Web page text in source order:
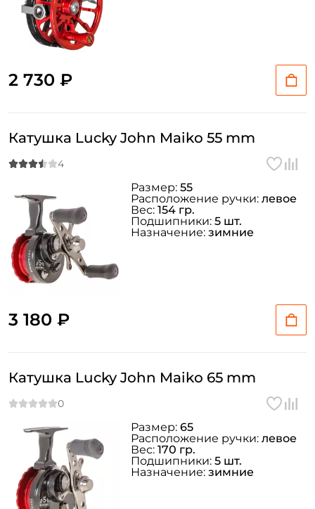
2 730 ₽
Катушка Lucky John Maiko 55 mm
3 180 ₽
Размер: 55
Расположение ручки: левое
Вес: 154 гр.
Подшипники: 5 шт.
Назначение: зимние
Катушка Lucky John Maiko 65 mm
Размер: 65
Расположение ручки: левое
Вес: 170 гр.
Подшипники: 5 шт.
Назначение: зимние